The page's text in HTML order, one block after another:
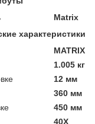
Matrix
характеристики
MATRIX
1.005 кг
12 мм
360 мм
450 мм
40Х